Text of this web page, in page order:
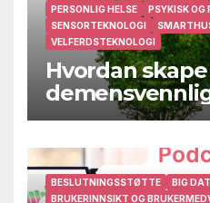
PERSONLIG HELSE
PSYKISK OG
SENSORTEKNOLOGI
VELFERDSTEKNOLOGI
Hvordan
BESLUTNINGSSTØTTE
BIG
BRUKERINNSIKT OG